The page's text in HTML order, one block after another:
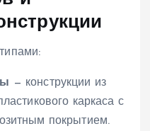
— конструкции из
каркаса с
покрытием.